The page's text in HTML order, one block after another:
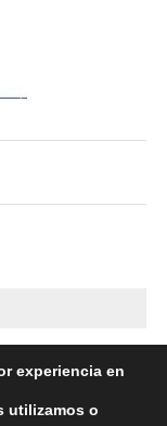
un
experiencia en
utilizamos o